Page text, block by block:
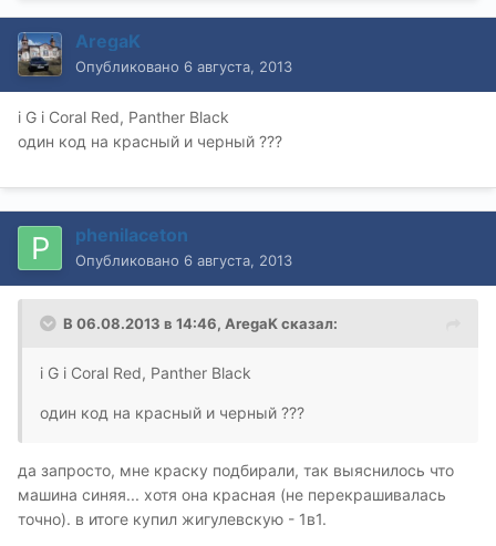
AregaK
Опубликовано 6 августа, 2013
і G і Coral Red, Panther Black
один код на красный и черный ???
phenilaceton
Опубликовано 6 августа, 2013
В 06.08.2013 в 14:46, AregaK сказал:
і G і Coral Red, Panther Black
один код на красный и черный ???
да запросто, мне краску подбирали, так выяснилось что
машина синяя... хотя она красная (не перекрашивалась
точно). в итоге купил жигулевскую - 1в1.